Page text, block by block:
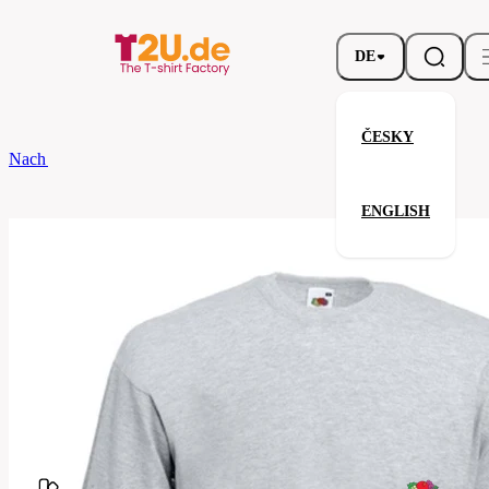
DE
ČESKY
ENGLISH
Nach dem Brand
Parameter
Fruit
of the
Loom
Code
Verwandte Produkte
Ihre Zufriedenheit ist unsere Priorität.